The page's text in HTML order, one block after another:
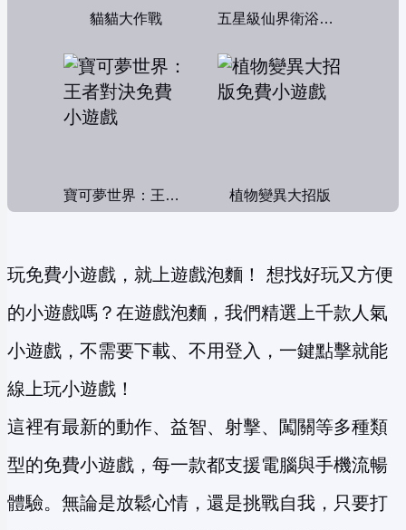
貓貓大作戰 五星級仙界衛浴帝國
寶可夢世界：王者對決 植物變異大招版
玩免費小遊戲，就上遊戲泡麵！ 想找好玩又方便
的小遊戲嗎？在遊戲泡麵，我們精選上千款人氣
小遊戲，不需要下載、不用登入，一鍵點擊就能
線上玩小遊戲！
這裡有最新的動作、益智、射擊、闖關等多種類
型的免費小遊戲，每一款都支援電腦與手機流暢
體驗。無論是放鬆心情，還是挑戰自我，只要打